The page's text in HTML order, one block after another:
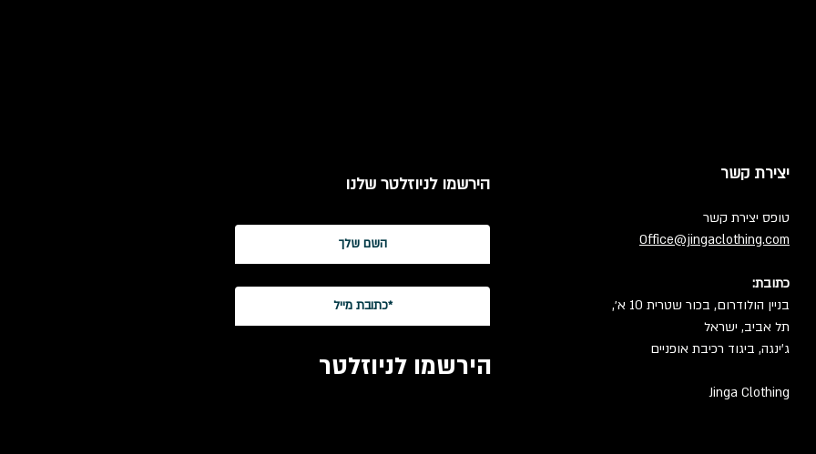
הירשמו לניוזלטר שלנו
הירשמו לניוזלטר
יצירת קשר
טופס יצירת קשר
Office@jingaclothing.com
כתובת:
בניין הולודרום, בכור שטרית 10 א׳,
תל אביב, ישראל
ג'ינגה, ביגוד רכיבת אופניים
Jinga Clothing